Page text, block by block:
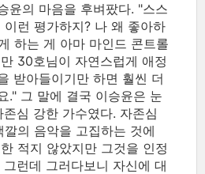
윤의 마음을 후벼팠다. "스스
런 평가하지? 나 왜 좋아하
하는 게 아마 마인드 콘트롤
30호님이 자연스럽게 애정
받아들이기만 하면 훨씬 더
." 그 말에 결국 이승윤은 눈
심 강한 가수였다. 자존심
의 음악을 고집하는 것에
적지 않았지만 그것을 인정
런데 그러다보니 자신에 대